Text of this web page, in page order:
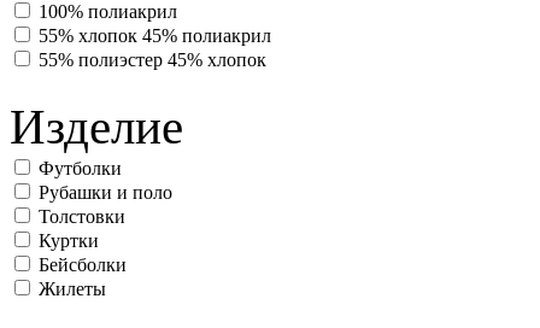
100% полиакрил
55% хлопок 45% полиакрил
55% полиэстер 45% хлопок
Изделие
Футболки
Рубашки и поло
Толстовки
Куртки
Бейсболки
Жилеты